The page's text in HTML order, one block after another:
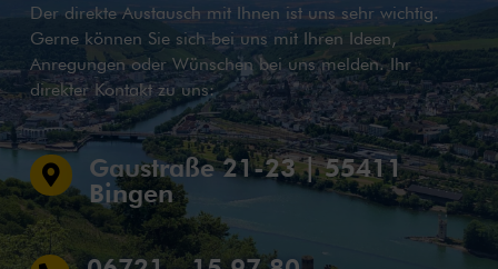
Der direkte Austausch mit Ihnen ist uns sehr wichtig.
Gerne können Sie sich bei uns mit Ihren Ideen,
Anregungen oder Wünschen bei uns melden. Ihr
direkter Kontakt zu uns:

Gaustraße 21-23 | 55411
Bingen